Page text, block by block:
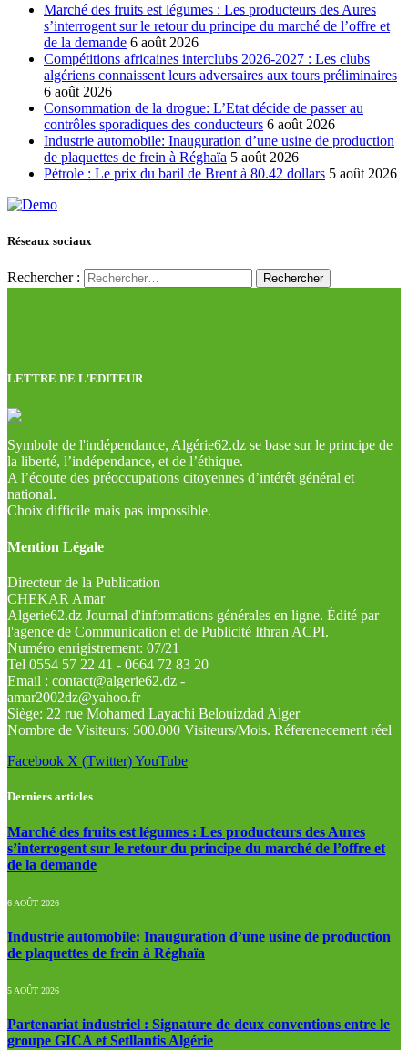
Marché des fruits est légumes : Les producteurs des Aures
s’interrogent sur le retour du principe du marché de l’offre et
de la demande 6 août 2026
Compétitions africaines interclubs 2026-2027 : Les clubs
algériens connaissent leurs adversaires aux tours préliminaires
6 août 2026
Consommation de la drogue: L’Etat décide de passer au
contrôles sporadiques des conducteurs 6 août 2026
Industrie automobile: Inauguration d’une usine de production
de plaquettes de frein à Réghaïa 5 août 2026
Pétrole : Le prix du baril de Brent à 80.42 dollars 5 août 2026
Réseaux sociaux
Rechercher :
LETTRE DE L’EDITEUR
Symbole de l'indépendance, Algérie62.dz se base sur le principe de
la liberté, l’indépendance, et de l’éthique.
A l’écoute des préoccupations citoyennes d’intérêt général et
national.
Choix difficile mais pas impossible.
Mention Légale
Directeur de la Publication
CHEKAR Amar
Algerie62.dz Journal d'informations générales en ligne. Édité par
l'agence de Communication et de Publicité Ithran ACPI.
Numéro enrigistrement: 07/21
Tel 0554 57 22 41 - 0664 72 83 20
Email : contact@algerie62.dz -
amar2002dz@yahoo.fr
Siège: 22 rue Mohamed Layachi Belouizdad Alger
Nombre de Visiteurs: 500.000 Visiteurs/Mois. Réferenecement réel
Facebook X (Twitter)YouTube
Derniers articles
Marché des fruits est légumes : Les producteurs des Aures
s’interrogent sur le retour du principe du marché de l’offre et
de la demande
6 AOÛT 2026
Industrie automobile: Inauguration d’une usine de production
de plaquettes de frein à Réghaïa
5 AOÛT 2026
Partenariat industriel : Signature de deux conventions entre le
groupe GICA et Setllantis Algérie